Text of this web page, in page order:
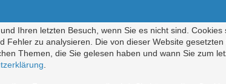
Ihren letzten Besuch, wenn Sie es nicht sind.
zu analysieren. Die von dieser Website
Themen, die Sie gelesen haben und wann Sie zum